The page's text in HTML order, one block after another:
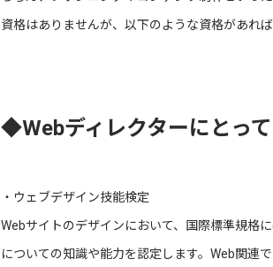
資格はありませんが、以下のような資格があれ
◆Webディレクターにとっ
・ウェブデザイン技能検定
Webサイトのデザインにおいて、国際標準規格
についての知識や能力を認定します。Web関連